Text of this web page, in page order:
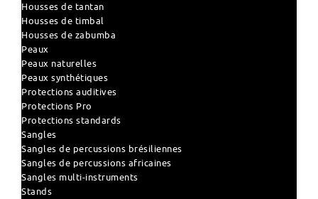
Housses de tantan
Housses de timbal
Housses de zabumba
Peaux
Peaux naturelles
Peaux synthétiques
Protections auditives
Protections Pro
Protections standards
Sangles
Sangles de percussions brésiliennes
Sangles de percussions africaines
Sangles multi-instruments
Stands